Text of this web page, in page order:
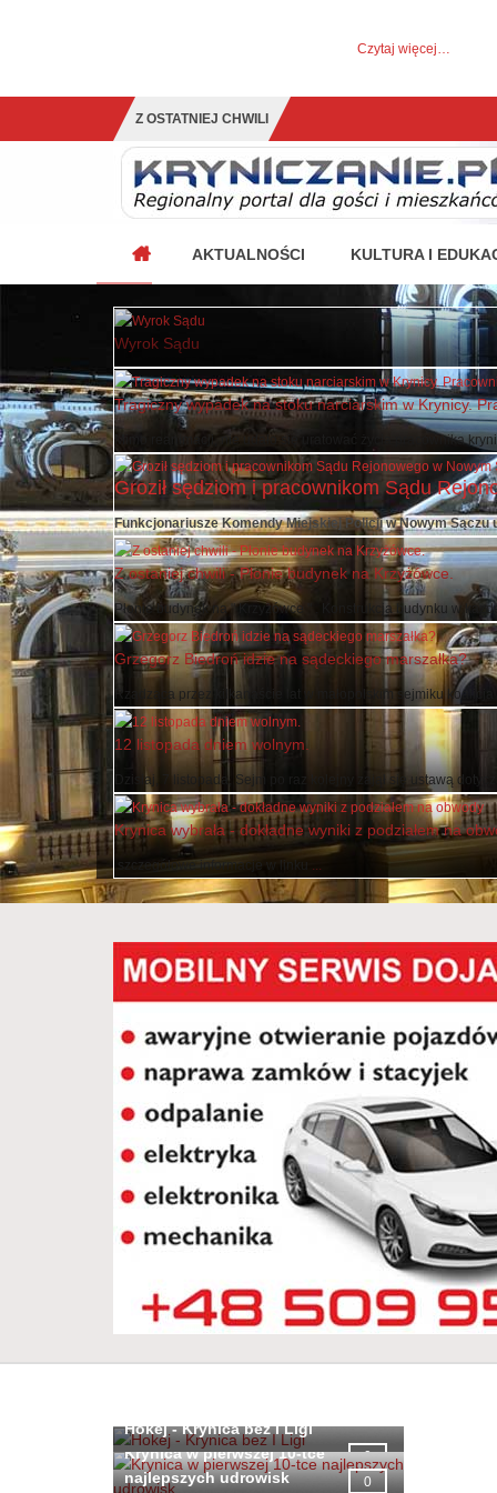
Czytaj więcej…
Z OSTATNIEJ CHWILI
AKTUALNOŚCI KULTURA I
Wyrok Sądu
Tragiczny wypadek na stoku narciarskim w Krynicy.
Mimo reanimacji, nie udało się uratować życia pracownika
Groził sędziom i pracownikom Sądu
Funkcjonariusze Komendy Miejskiej Policji w Nowym Sączu
Z ostaniej chwili - Płonie budynek na Krzyżówce.
Płonie budynek na " Krzyżówce " . Konstrukcja budynku w
Grzegorz Biedroń idzie na sądeckiego marszałka?
Rządząca przez kilkanaście lat w małopolskim sejmiku koalicja
12 listopada dniem wolnym.
Dzisiaj, 7 listopada, Sejm po raz kolejny zajął się ustawą
Krynica wybrała - dokładne wyniki z podziałem na
szczegółowe informacje w linku
0
Hokej - Krynica bez I Ligi
0
Krynica w pierwszej 10-tce
najlepszych udrowisk